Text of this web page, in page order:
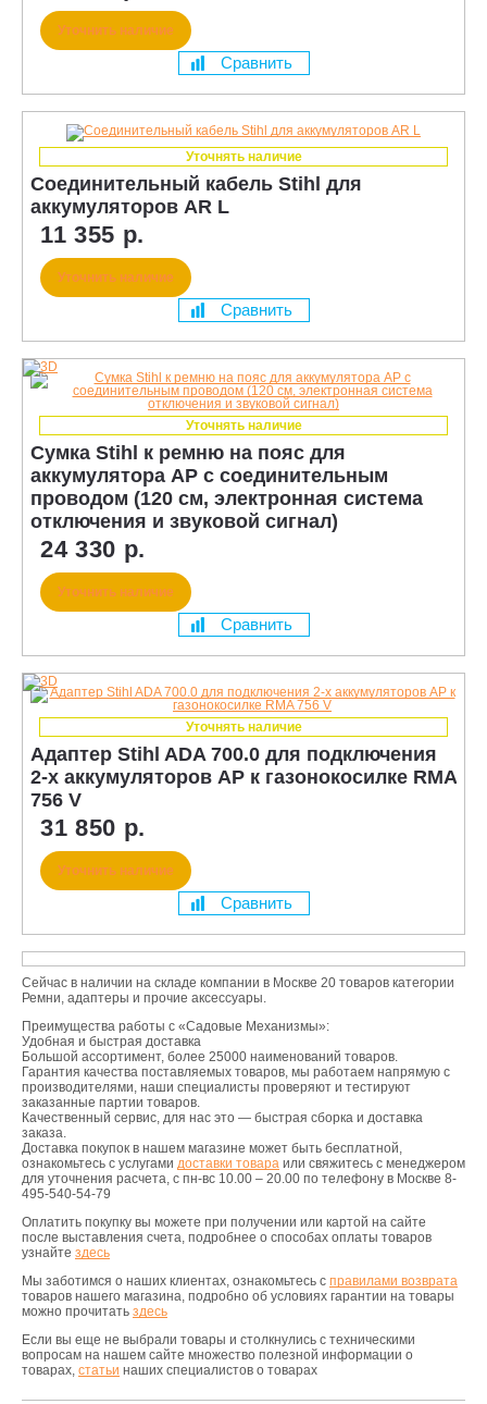
Уточнить наличие
Сравнить
Уточнять наличие
Соединительный кабель Stihl для
аккумуляторов AR L
11 355 р.
Уточнить наличие
Сравнить
Уточнять наличие
Сумка Stihl к ремню на пояс для
аккумулятора AP с соединительным
проводом (120 см, электронная система
отключения и звуковой сигнал)
24 330 р.
Уточнить наличие
Сравнить
Уточнять наличие
Адаптер Stihl ADA 700.0 для подключения
2-х аккумуляторов AP к газонокосилке RMA
756 V
31 850 р.
Уточнить наличие
Сравнить
Сейчас в наличии на складе компании в Москве 20 товаров категории
Ремни, адаптеры и прочие аксессуары.
Преимущества работы с «Садовые Механизмы»:
Удобная и быстрая доставка
Большой ассортимент, более 25000 наименований товаров.
Гарантия качества поставляемых товаров, мы работаем напрямую с
производителями, наши специалисты проверяют и тестируют
заказанные партии товаров.
Качественный сервис, для нас это — быстрая сборка и доставка
заказа.
Доставка покупок в нашем магазине может быть бесплатной,
ознакомьтесь с услугами доставки товара или свяжитесь с менеджером
для уточнения расчета, с пн-вс 10.00 – 20.00 по телефону в Москве 8-
495-540-54-79
Оплатить покупку вы можете при получении или картой на сайте
после выставления счета, подробнее о способах оплаты товаров
узнайте здесь
Мы заботимся о наших клиентах, ознакомьтесь с правилами возврата
товаров нашего магазина, подробно об условиях гарантии на товары
можно прочитать здесь
Если вы еще не выбрали товары и столкнулись с техническими
вопросам на нашем сайте множество полезной информации о
товарах, статьи наших специалистов о товарах